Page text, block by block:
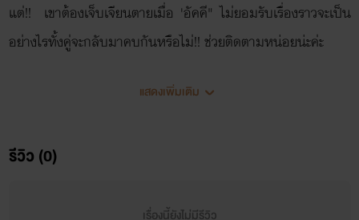
แต่!! เขาต้องเจ็บเจียนตายเมื่อ 'อัคคี" ไม่ยอมรับเรื่องราวจะเป็น
อย่างไรทั้งคู่จะกลับมาคบกันหรือไม่!! ช่วยติดตามหน่อยน่ะค่ะ
แสดงเพิ่มเติม
รีวิว (0)
เรื่องนี้ยังไม่มีรีวิว